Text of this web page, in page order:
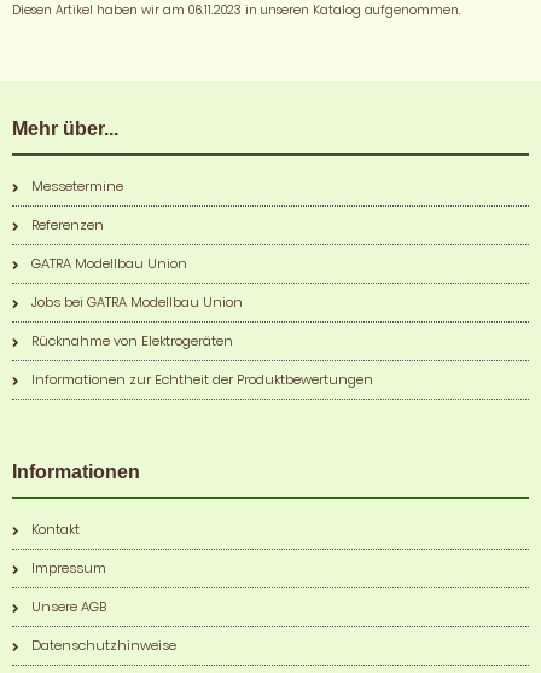
Diesen Artikel haben wir am 06.11.2023 in unseren Katalog aufgenommen.
Mehr über...
Messetermine
Referenzen
GATRA Modellbau Union
Jobs bei GATRA Modellbau Union
Rücknahme von Elektrogeräten
Informationen zur Echtheit der Produktbewertungen
Informationen
Kontakt
Impressum
Unsere AGB
Datenschutzhinweise